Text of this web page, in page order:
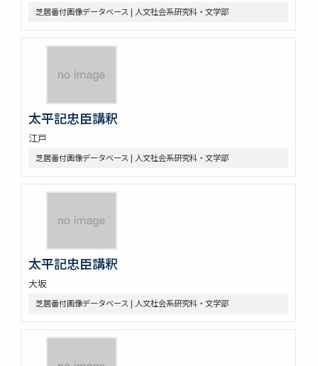
芝居番付画像データベース | 人文社会系研究科・文学部
太平記忠臣講釈
江戸
芝居番付画像データベース | 人文社会系研究科・文学部
太平記忠臣講釈
大坂
芝居番付画像データベース | 人文社会系研究科・文学部